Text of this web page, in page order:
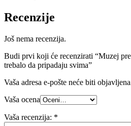
Recenzije
Još nema recenzija.
Budi prvi koji će recenzirati “Muzej
trebalo da pripadaju svima”
Vaša adresa e-pošte neće biti
Vaša ocena
Vaša recenzija: *